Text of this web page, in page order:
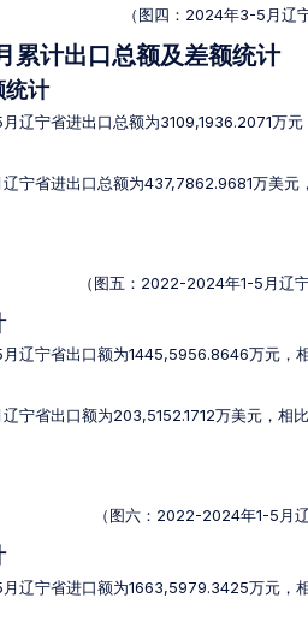
（图四：2024年3-5月辽
累计出口总额及差额统计
统计
辽宁省进出口总额为3109,1936.2071万
宁省进出口总额为437,7862.9681万美
（图五：2022-2024年1-5月辽
辽宁省出口额为1445,5956.8646万元，
宁省出口额为203,5152.1712万美元，相
（图六：2022-2024年1-5月
辽宁省进口额为1663,5979.3425万元，